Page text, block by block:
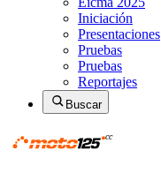
Iniciación
Presentaciones
Pruebas
Pruebas
Reportajes
Buscar